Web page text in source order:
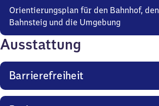
Orientierungsplan für den Bahnhof, den
Bahnsteig und die Umgebung
Ausstattung
Barrierefreiheit